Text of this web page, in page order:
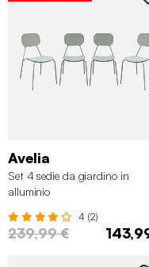
Avelia
Set 4 sedie da giardino in
alluminio
4 (2)
239,99 €